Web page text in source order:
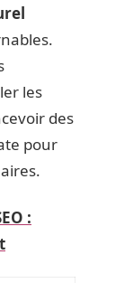
les
des
pour
: